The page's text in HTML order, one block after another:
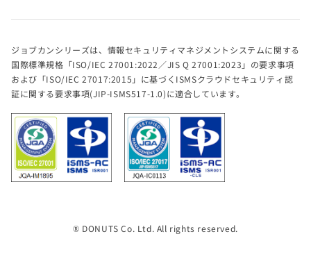
ジョブカンシリーズは、情報セキュリティマネジメントシステムに関する
国際標準規格「ISO/IEC 27001:2022／JIS Q 27001:2023」の要求事項
および「ISO/IEC 27017:2015」に基づくISMSクラウドセキュリティ認
証に関する要求事項(JIP-ISMS517-1.0)に適合しています。
® DONUTS Co. Ltd. All rights reserved.